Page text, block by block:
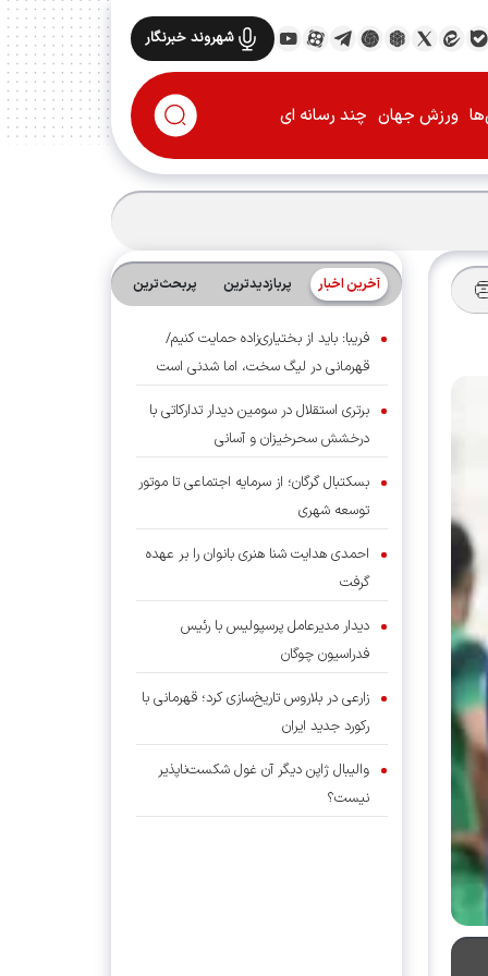
شهروند خبرنگار
ورزش جهان چند رسانه ای
آخرین اخبار پربازدیدترین پربحث‌ترین‌
فریبا: باید از بختیاری‌زاده حمایت کنیم/
قهرمانی در لیگ سخت، اما شدنی است
برتری استقلال در سومین دیدار تدارکاتی با
درخشش سحرخیزان و آسانی
بسکتبال گرگان؛ از سرمایه اجتماعی تا موتور
توسعه شهری
احمدی هدایت شنا هنری بانوان را بر عهده
گرفت
دیدار مدیرعامل پرسپولیس با رئیس
فدراسیون چوگان
زارعی در بلاروس تاریخ‌سازی کرد؛ قهرمانی با
رکورد جدید ایران
والیبال ژاپن دیگر آن غول شکست‌ناپذیر
نیست؟